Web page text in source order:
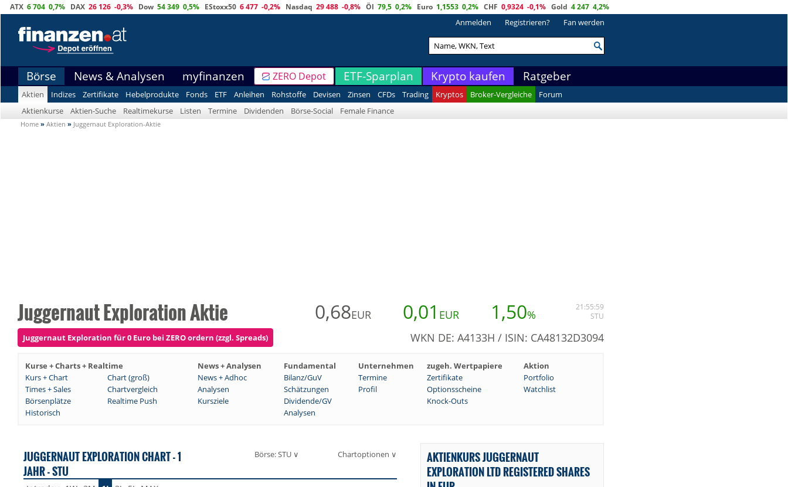
ATX 6 704 0,7% DAX 26 126 -0,3% Dow 54 349 0,5% EStoxx50 6 477 -0,2% Nasdaq 29 488 -0,8% Öl 79,5 0,2% Euro 1,1553 0,2% CHF 0,9324 -0,1% Gold 4 247 4,2%
Anmelden Registrieren? Fan werden
Börse News & Analysen myfinanzen ZERO Depot ETF-Sparplan Krypto kaufen Ratgeber
Aktien Indizes Zertifikate Hebelprodukte Fonds ETF Anleihen Rohstoffe Devisen Zinsen CFDs Trading Kryptos Broker-Vergleiche
Forum
Aktienkurse
Aktien-Suche Realtimekurse Listen Termine Dividenden Börse-Social Female Finance
Home » Aktien » Juggernaut Exploration-Aktie
Juggernaut Exploration Aktie 0,68EUR 0,01 EUR 1,50%
21:55:59
STU
Juggernaut Exploration für 0 Euro bei ZERO ordern (zzgl. Spreads) WKN DE: A4133H / ISIN: CA48132D3094
Kurse + Charts + Realtime News + Analysen Fundamental Unternehmen zugeh. Wertpapiere
Aktion
Kurs + Chart
Chart (groß) News + Adhoc Bilanz/GuV Termine Zertifikate
Portfolio
Times + Sales
Chartvergleich Analysen Schätzungen Profil Optionsscheine
Watchlist
Börsenplätze
Realtime Push Kursziele Dividende/GV
Knock-Outs
Historisch
Analysen
JUGGERNAUT EXPLORATION CHART - 1
JAHR - STU
Börse: STU ∨ Chartoptionen ∨
AKTIENKURS JUGGERNAUT
EXPLORATION LTD REGISTERED SHARES